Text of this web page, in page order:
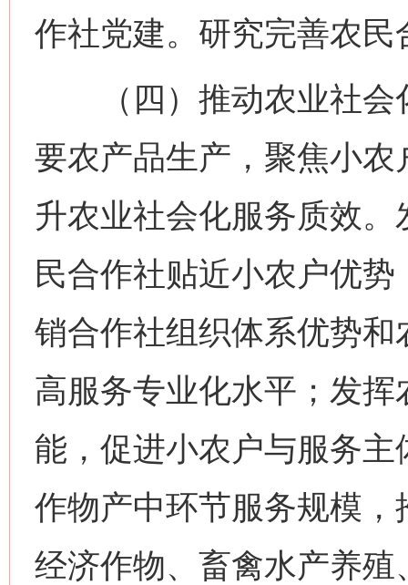
作社党建。研究完善农
（四）推动农业社会
要农产品生产，聚焦小
升农业社会化服务质效
民合作社贴近小农户优
销合作社组织体系优势
高服务专业化水平；发
能，促进小农户与服务
作物产中环节服务规模
经济作物、畜禽水产养